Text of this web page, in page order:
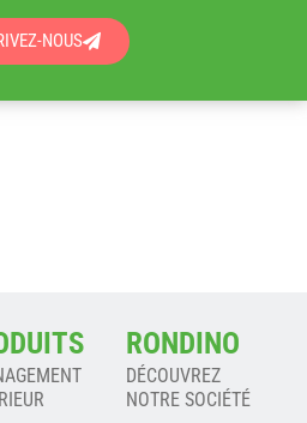
NOUS
RONDINO
DÉCOUVREZ
NOTRE SOCIÉTÉ